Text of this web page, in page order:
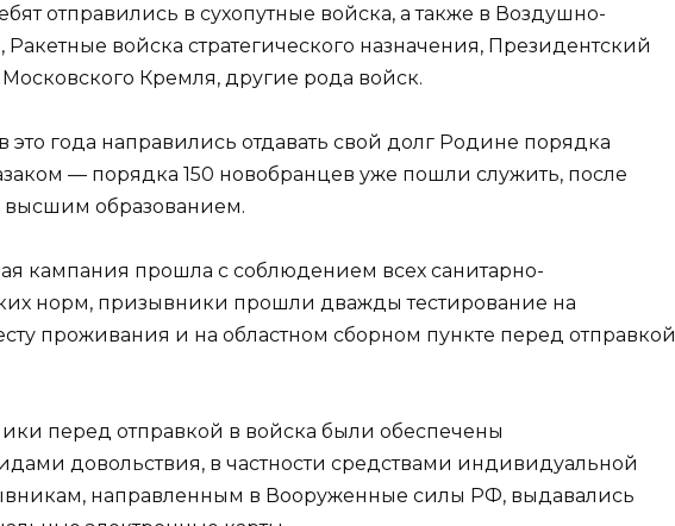
отправились в сухопутные войска, а также в Воздушно-
войска стратегического назначения, Президентский
Кремля, другие рода войск.
года направились отдавать свой долг Родине порядка
— порядка 150 новобранцев уже пошли служить, после
высшим образованием.
кампания прошла с соблюдением всех санитарно-
норм, призывники прошли дважды тестирование на
проживания и на областном сборном пункте перед отправкой
перед отправкой в войска были обеспечены
довольствия, в частности средствами индивидуальной
направленным в Вооруженные силы РФ, выдавались